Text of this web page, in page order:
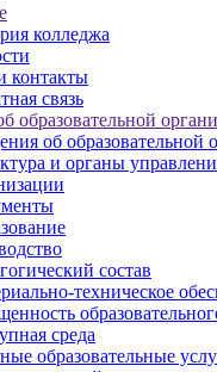
колледжа
контакты
связь
образовательной
об образовательной
и органы
состав
техническое
среда
образовательные